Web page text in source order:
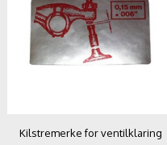
Kilstremerke for ventilklaring